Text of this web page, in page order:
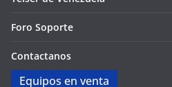
Foro Soporte
Contactanos
Equipos en venta